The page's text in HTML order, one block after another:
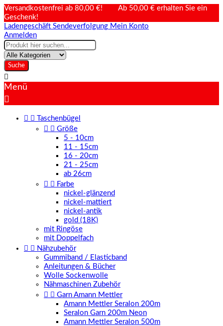
Versandkostenfrei ab 80,00 €! Ab 50,00 € erhalten Sie ein
Geschenk!
Ladengeschäft Sendeverfolgung Mein Konto
Anmelden
Suche

Menü

 
Taschenbügel
  Größe
5 - 10cm
11 - 15cm
16 - 20cm
21 - 25cm
ab 26cm
  Farbe
nickel-glänzend
nickel-mattiert
nickel-antik
gold (18K)
mit Ringöse
mit Doppelfach
  Nähzubehör
Gummiband / Elasticband
Anleitungen & Bücher
Wolle Sockenwolle
Nähmaschinen Zubehör
  Garn Amann Mettler
Amann Mettler Seralon 200m
Seralon Garn 200m Neon
Amann Mettler Seralon 500m